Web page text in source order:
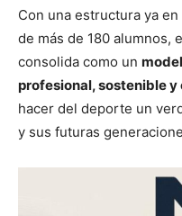
Con una estructura ya
de más de 180 alumnos,
consolida como un
profesional, sostenible
hacer del deporte un
y sus futuras